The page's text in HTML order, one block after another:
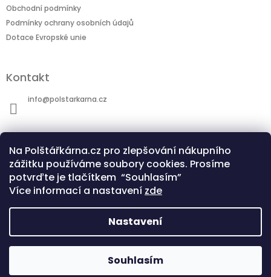
Na Polštářkárna.cz pro zlepšování nákupního
zážitku používáme soubory cookies. Prosíme
potvrďte je tlačítkem “Souhlasím”
Více informací a nastavení zde
Nastavení
Souhlasím
Obchodní podmínky
Podmínky ochrany osobních údajů
Dotace Evropské unie
Kontakt
info@polstarkarna.cz
Dotace Evropské unie Co je sublimační technologie?
Copyright 2026Polštářkárna.cz
práva vyhrazena.Upravit nastavení cookies